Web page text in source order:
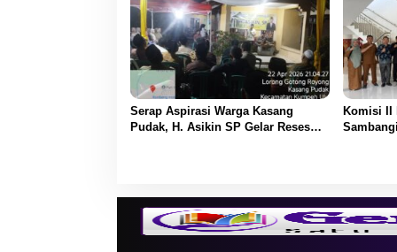
Serap Aspirasi Warga Kasang
Pudak, H. Asikin SP Gelar Reses
Komisi II